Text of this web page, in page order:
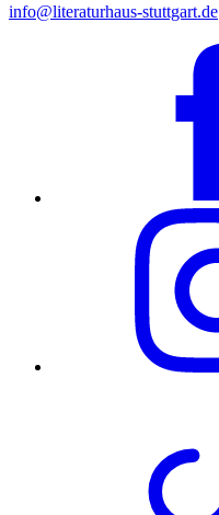
info@literaturhaus-stuttgart.de